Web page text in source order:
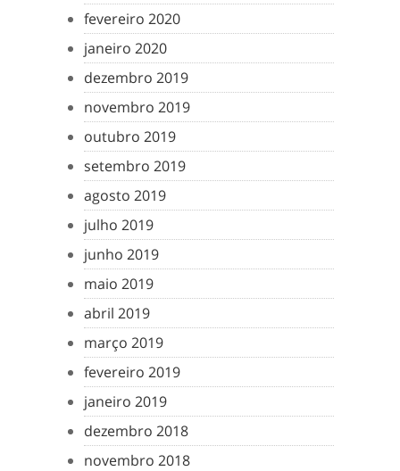
fevereiro 2020
janeiro 2020
dezembro 2019
novembro 2019
outubro 2019
setembro 2019
agosto 2019
julho 2019
junho 2019
maio 2019
abril 2019
março 2019
fevereiro 2019
janeiro 2019
dezembro 2018
novembro 2018